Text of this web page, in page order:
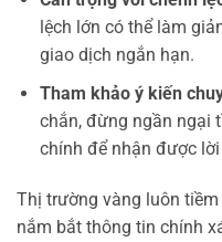
lệch lớn có thể làm
giao dịch ngắn hạn.
Tham khảo ý kiến
chắn, đừng ngần ngại
chính để nhận được
Thị trường vàng luôn
nắm bắt thông tin chính